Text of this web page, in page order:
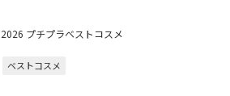
2026 プチプラベストコスメ
ベストコスメ